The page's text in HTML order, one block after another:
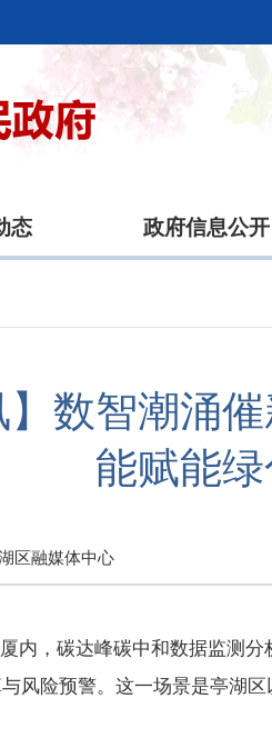
态 政府信息公开
】数智潮
能赋能
区融媒体中心
内，碳达峰碳中和数据监测
风险预警。这一场景是亭湖